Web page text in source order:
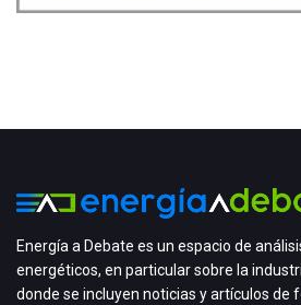
Energía a Debate es un espacio de
energéticos, en particular sobre la
donde se incluyen noticias y artículos de